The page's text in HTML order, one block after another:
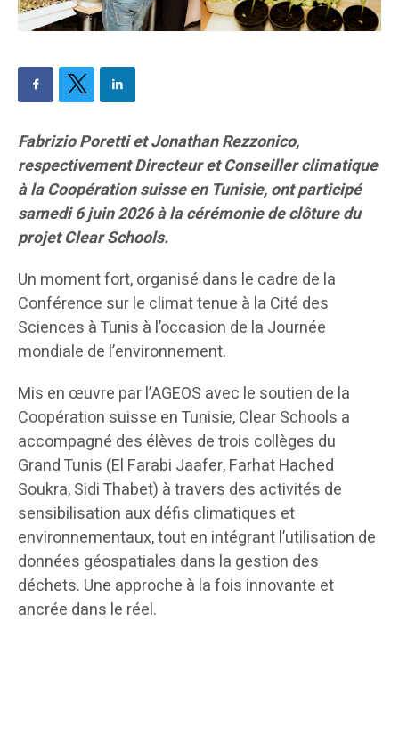
Fabrizio Poretti et Jonathan Rezzonico,
respectivement Directeur et Conseiller climatique
à la Coopération suisse en Tunisie, ont participé
samedi 6 juin 2026 à la cérémonie de clôture du
projet Clear Schools.
Un moment fort, organisé dans le cadre de la
Conférence sur le climat tenue à la Cité des
Sciences à Tunis à l’occasion de la Journée
mondiale de l’environnement.
Mis en œuvre par l’AGEOS avec le soutien de la
Coopération suisse en Tunisie, Clear Schools a
accompagné des élèves de trois collèges du
Grand Tunis (El Farabi Jaafer, Farhat Hached
Soukra, Sidi Thabet) à travers des activités de
sensibilisation aux défis climatiques et
environnementaux, tout en intégrant l’utilisation de
données géospatiales dans la gestion des
déchets. Une approche à la fois innovante et
ancrée dans le réel.